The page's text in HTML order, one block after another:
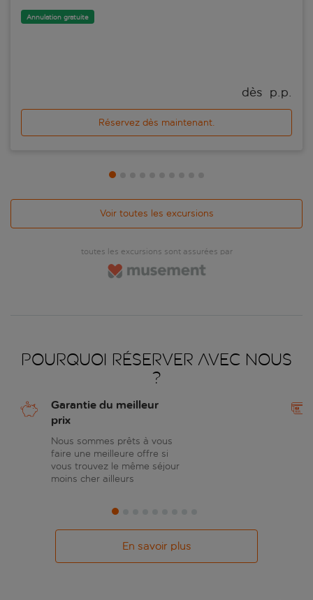
Annulation gratuite
dès p.p.
Réservez dès maintenant.
Voir toutes les excursions
toutes les excursions sont assurées par
Pourquoi réserver avec nous
?
Garantie du meilleur
prix
Nous sommes prêts à vous
faire une meilleure offre si
vous trouvez le même séjour
moins cher ailleurs
En savoir plus